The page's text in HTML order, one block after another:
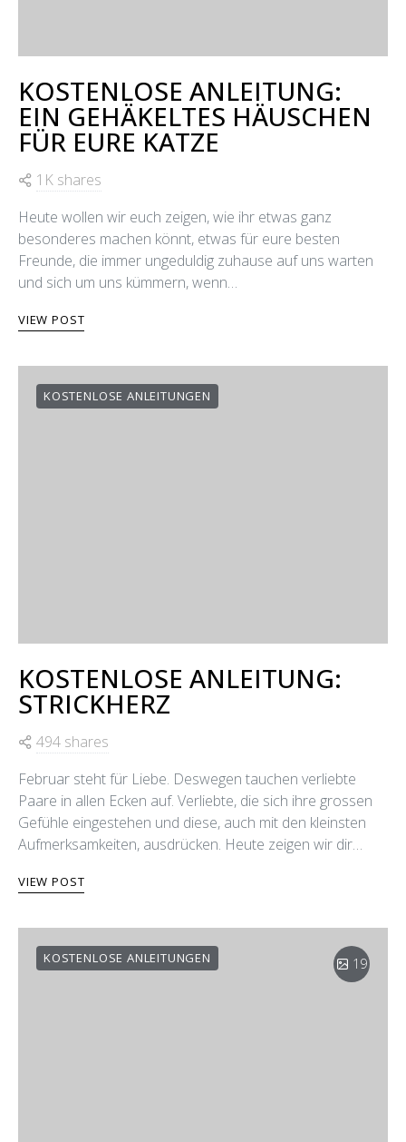
KOSTENLOSE ANLEITUNG:
EIN GEHÄKELTES HÄUSCHEN
FÜR EURE KATZE
1K shares
Heute wollen wir euch zeigen, wie ihr etwas ganz
besonderes machen könnt, etwas für eure besten
Freunde, die immer ungeduldig zuhause auf uns warten
und sich um uns kümmern, wenn…
VIEW POST
KOSTENLOSE ANLEITUNGEN
KOSTENLOSE ANLEITUNG:
STRICKHERZ
494 shares
Februar steht für Liebe. Deswegen tauchen verliebte
Paare in allen Ecken auf. Verliebte, die sich ihre grossen
Gefühle eingestehen und diese, auch mit den kleinsten
Aufmerksamkeiten, ausdrücken. Heute zeigen wir dir…
VIEW POST
KOSTENLOSE ANLEITUNGEN 19